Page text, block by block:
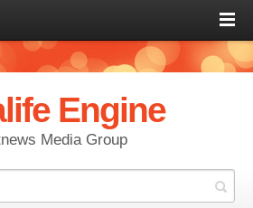
Engine
Media Group